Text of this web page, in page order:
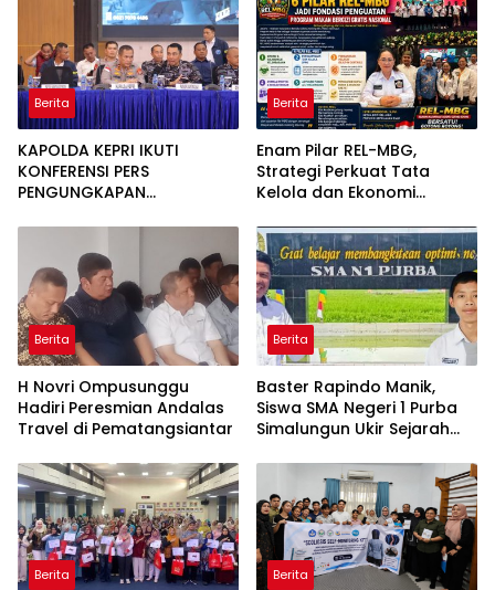
Berita
KAPOLDA KEPRI IKUTI
KONFERENSI PERS
PENGUNGKAPAN
KETAMINE DI PERAIRAN
Berita
Enam Pilar REL-MBG,
Strategi Perkuat Tata
Kelola dan Ekonomi
Program MBG
Berita
H Novri Ompusunggu
Hadiri Peresmian Andalas
Travel di Pematangsiantar
Berita
Baster Rapindo Manik,
Siswa SMA Negeri 1 Purba
Simalungun Ukir Sejarah
Berita Berita